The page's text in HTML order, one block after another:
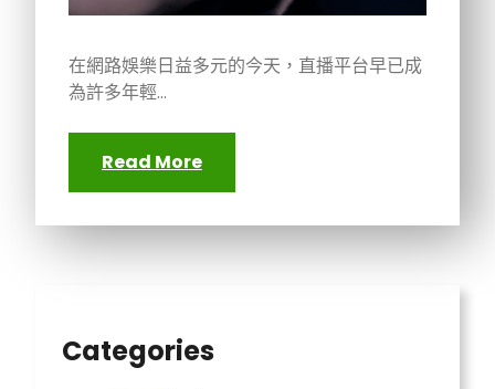
在網路娛樂日益多元的今天，直播平台早已成
為許多年輕…
Read More
Categories